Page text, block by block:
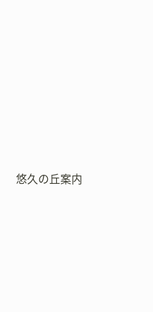
悠久の丘案内